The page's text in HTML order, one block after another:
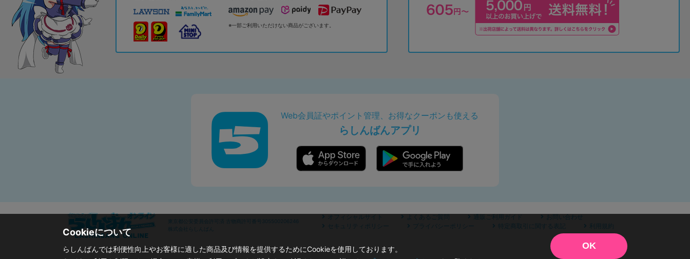
※一部ご利用いただけない商品がございます。
Web会員証やポイント管理、お得なクーポンも使える
らしんばんアプリ
東京都公安委員会許可済 古物商許可番号305500206246
株式会社らしんばん
オフィシャルサイト よくあるご質問 通販ご利用ガイド
お問い合わせ
セキュリティポリシー
プライバシーポリシー 特定商取引に関する表記 利用規約
Cookieについて
らしんばんでは利便性向上やお客様に適した商品及び情報を提供するためにCookieを使用しております。
OK